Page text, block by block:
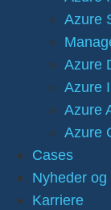
Azure
Azure
Azure
Azure
Azure
Cases
Nyheder og
Karriere